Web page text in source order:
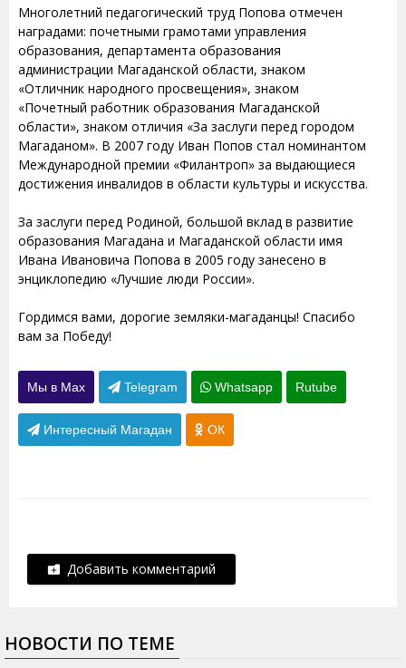
Многолетний педагогический труд Попова отмечен
наградами: почетными грамотами управления
образования, департамента образования
администрации Магаданской области, знаком
«Отличник народного просвещения», знаком
«Почетный работник образования Магаданской
области», знаком отличия «За заслуги перед городом
Магаданом». В 2007 году Иван Попов стал номинантом
Международной премии «Филантроп» за выдающиеся
достижения инвалидов в области культуры и искусства.
За заслуги перед Родиной, большой вклад в развитие
образования Магадана и Магаданской области имя
Ивана Ивановича Попова в 2005 году занесено в
энциклопедию «Лучшие люди России».
Гордимся вами, дорогие земляки-магаданцы! Спасибо
вам за Победу!
Мы в Max Telegram Whatsapp Rutube
Интересный Магадан ОК
Добавить комментарий
НОВОСТИ ПО ТЕМЕ